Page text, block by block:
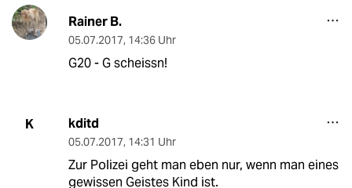
Rainer B.
05.07.2017, 14:36 Uhr
G20 - G scheissn!
K kditd
05.07.2017, 14:31 Uhr
Zur Polizei geht man eben nur, wenn man eines
gewissen Geistes Kind ist.